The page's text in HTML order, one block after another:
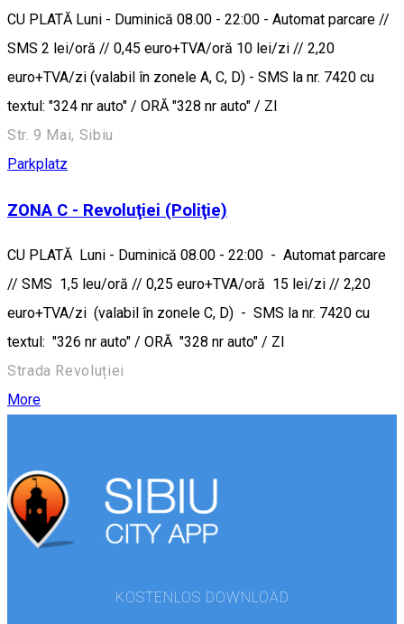
CU PLATĂ Luni - Duminică 08.00 - 22:00 - Automat parcare //
SMS 2 lei/oră // 0,45 euro+TVA/oră 10 lei/zi // 2,20
euro+TVA/zi (valabil în zonele A, C, D) - SMS la nr. 7420 cu
textul: "324 nr auto" / ORĂ "328 nr auto" / ZI
Str. 9 Mai, Sibiu
Parkplatz
ZONA C - Revoluţiei (Poliţie)
CU PLATĂ Luni - Duminică 08.00 - 22:00 - Automat parcare
// SMS 1,5 leu/oră // 0,25 euro+TVA/oră 15 lei/zi // 2,20
euro+TVA/zi (valabil în zonele C, D) - SMS la nr. 7420 cu
textul: "326 nr auto" / ORĂ "328 nr auto" / ZI
Strada Revoluției
More
KOSTENLOS DOWNLOAD